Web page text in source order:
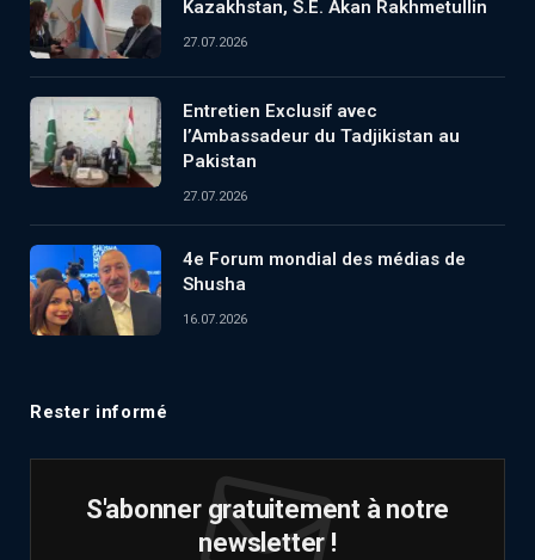
Kazakhstan, S.E. Akan Rakhmetullin
27.07.2026
Entretien Exclusif avec
l’Ambassadeur du Tadjikistan au
Pakistan
27.07.2026
4e Forum mondial des médias de
Shusha
16.07.2026
Rester informé
S'abonner gratuitement à notre
newsletter !